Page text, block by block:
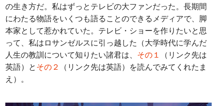
の生き方だ。私はずっとテレビの大ファンだった。長期間
にわたる物語をいくつも語ることのできるメディアで、脚
本家として惹かれていた。テレビ・ショーを作りたいと思
って、私はロサンゼルスに引っ越した（大学時代に学んだ
人生の教訓について知りたい諸君は、 その１
（リンク先は
英語）とその２
（リンク先は英語）を読んでみてくれたま
え）。